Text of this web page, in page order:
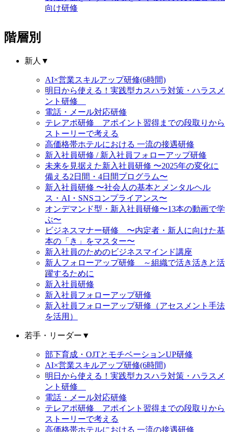
向け研修
階層別
新人 ▼
AI×営業スキルアップ研修(6時間)
明日から使える！実践型カスハラ対策・ハラスメ
ント研修
電話・メール対応研修
テレアポ研修 アポイント習得までの段取りから
ストーリーで考える
高価格帯ホテルにおける 一流の接遇研修
新入社員研修 / 新入社員フォローアップ研修
未来を見据えた新入社員研修 〜2025年の変化に
備える2日間・4日間プログラム〜
新入社員研修 〜社会人の基本とメンタルヘル
ス・AI・SNSコンプライアンス〜
オンデマンド型・新入社員研修〜13本の動画で学
ぶ〜
ビジネスマナー研修 〜内定者・新人に向けた基
本の「き」をマスター〜
新入社員のためのビジネスマインド講座
新人フォローアップ研修 ～組織で活き活きと活
躍するために
新入社員研修
新入社員フォローアップ研修
新入社員フォローアップ研修（アセスメント手法
を活用）
若手・リーダー ▼
部下育成・OJTとモチベーションUP研修
AI×営業スキルアップ研修(6時間)
明日から使える！実践型カスハラ対策・ハラスメ
ント研修
電話・メール対応研修
テレアポ研修 アポイント習得までの段取りから
ストーリーで考える
高価格帯ホテルにおける 一流の接遇研修